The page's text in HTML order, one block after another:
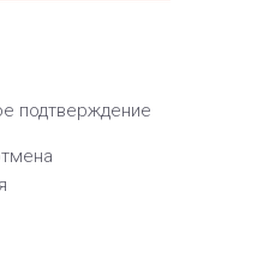
подтверждение